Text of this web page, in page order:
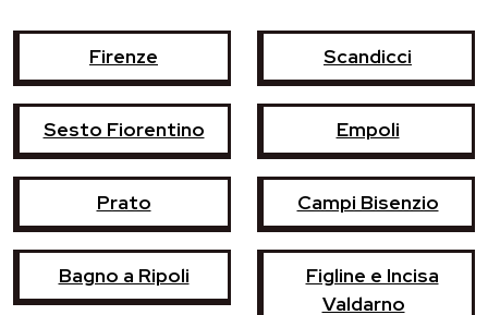
Firenze Scandicci
Sesto Fiorentino Empoli
Prato Campi Bisenzio
Bagno a Ripoli
Figline e Incisa
Valdarno